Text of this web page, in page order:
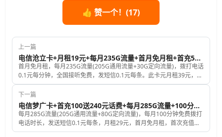
👍 赞一个！(17)
上一篇
电信沧立卡+月租19元+每月235G流量+首月免月租+首充50元话费送50元话费
首月免月租，每月235G流量(205G通用流量+30G定向流量)，拨打电话
0.1元每分钟，全国接听免费，发短信0.1元每条。此卡元月租39元，收
到卡片后激活时充值50元，即可再送50元话费分5个月抵扣，第2到6个
月每月再补贴10元话费，以实现月租19元；第7到12个月，每月补贴
20元话费；补贴的话费月底前到账，如果卡的状态异常，则无法补贴。
下一篇
电信梦广卡+首充100送240元话费+每月285G流量+100分钟免费拨打电话时长+月租29元
每月285G流量(205G通用流量+80G定向流量)，每月100分钟免费拨打
电话时长，发送短信0.1元每条，月租29元，首月免月租，首次充值
100元再送240元话费